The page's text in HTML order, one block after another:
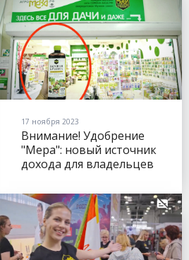
17 ноября 2023
Внимание! Удобрение
"Мера": новый источник
дохода для владельцев